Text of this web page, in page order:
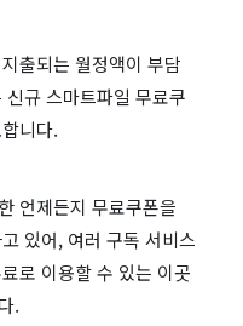
출되는 월정액이 부담
규 스마트파일 무료쿠
니다.
언제든지 무료쿠폰을
있어, 여러 구독 서비스
로 이용할 수 있는 이곳
.